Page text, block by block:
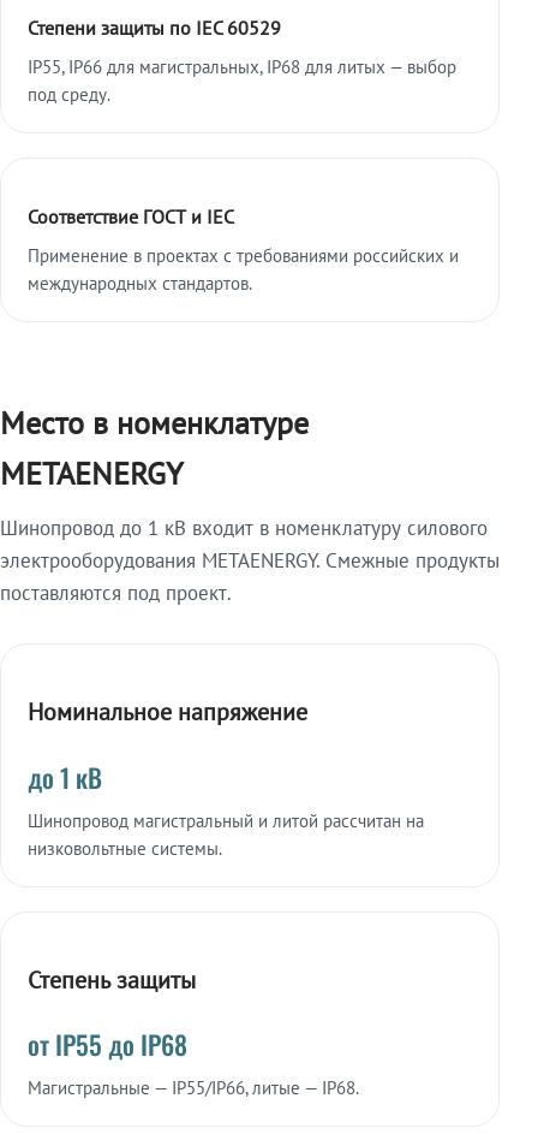
Степени защиты по IEC 60529
IP55, IP66 для магистральных, IP68 для литых — выбор
под среду.
Соответствие ГОСТ и IEC
Применение в проектах с требованиями российских и
международных стандартов.
Место в номенклатуре
METAENERGY
Шинопровод до 1 кВ входит в номенклатуру силового
электрооборудования METAENERGY. Смежные продукты
поставляются под проект.
Номинальное напряжение
до 1 кВ
Шинопровод магистральный и литой рассчитан на
низковольтные системы.
Степень защиты
от IP55 до IP68
Магистральные — IP55/IP66, литые — IP68.